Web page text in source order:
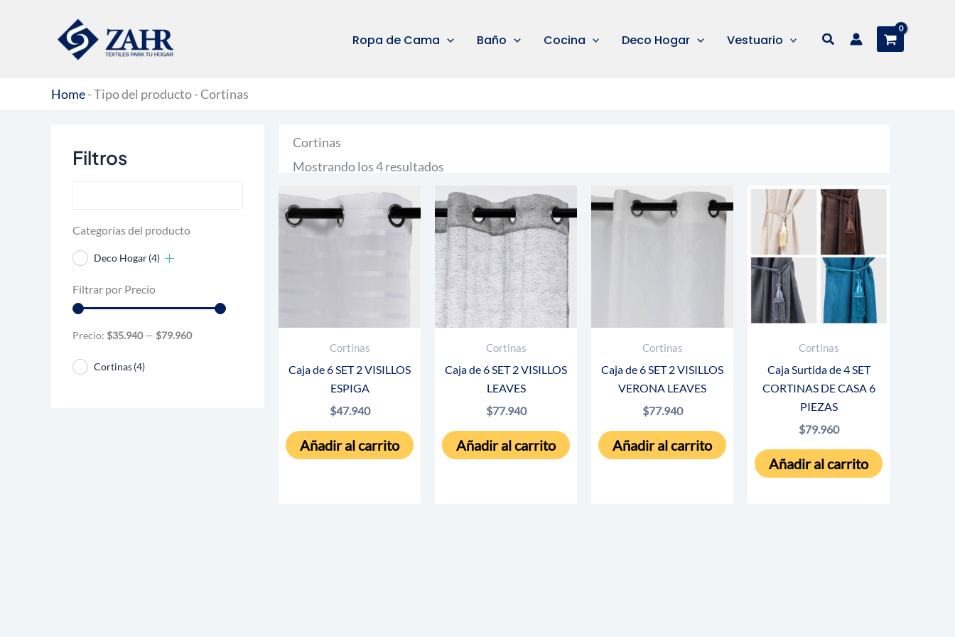
Ropa de Cama Baño Cocina Deco Hogar Vestuario Buscar
Home-Tipo del producto-Cortinas
Filtros
Categorías del producto
Deco Hogar(4)
Filtrar por Precio
Precio: $35.940— $79.960
Cortinas(4)
Cortinas
Mostrando los 4 resultados
Cortinas
Caja de 6 SET 2 VISILLOS
ESPIGA
$47.940
Añadir al carrito
Cortinas
Caja de 6 SET 2 VISILLOS
LEAVES
$77.940
Añadir al carrito
Cortinas
Caja de 6 SET 2 VISILLOS
VERONA LEAVES
$77.940
Añadir al carrito
Cortinas
Caja Surtida de 4 SET
CORTINAS DE CASA 6
PIEZAS
$79.960
Añadir al carrito